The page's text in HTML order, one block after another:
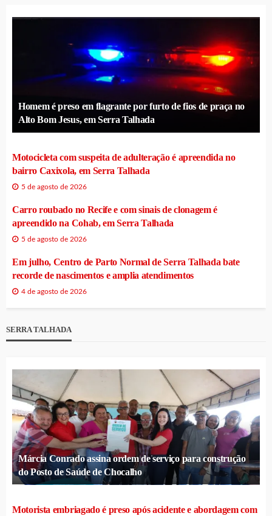
Homem é preso em flagrante por furto de fios de praça no
Alto Bom Jesus, em Serra Talhada
Motocicleta com suspeita de adulteração é apreendida no
bairro Caxixola, em Serra Talhada
5 de agosto de 2026
Carro roubado no Recife e com sinais de clonagem é
apreendido na Cohab, em Serra Talhada
5 de agosto de 2026
Em julho, Centro de Parto Normal de Serra Talhada bate
recorde de nascimentos e amplia atendimentos
4 de agosto de 2026
SERRA TALHADA
Márcia Conrado assina ordem de serviço para construção
do Posto de Saúde de Chocalho
Motorista embriagado é preso após acidente e abordagem com